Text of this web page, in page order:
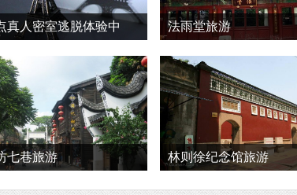
真人密室逃脱体验中
游
法雨堂旅游
七巷旅游 林则徐纪念馆旅游